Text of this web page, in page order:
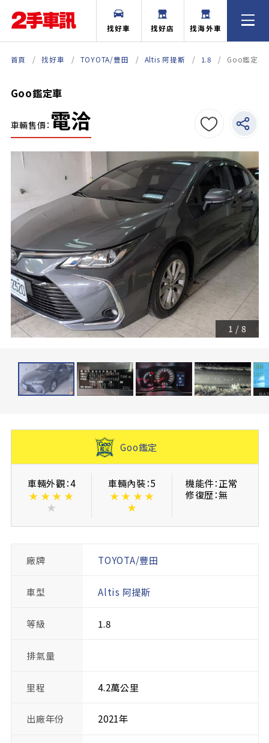
找好車 找好店 找海外車
首頁 找好車 TOYOTA/豐田 Altis 阿提斯 1.8 Goo鑑定車
Goo鑑定車
車輛售價： 電洽
1 / 8
Goo鑑定
車輛外觀：4
★ ★ ★ ★
★
車輛內裝：5
★ ★ ★ ★
★
機能件：正常
修復歴：無
廠牌 TOYOTA/豐田
車型 Altis 阿提斯
等級 1.8
排氣量
里程 4.2萬公里
出廠年份 2021年